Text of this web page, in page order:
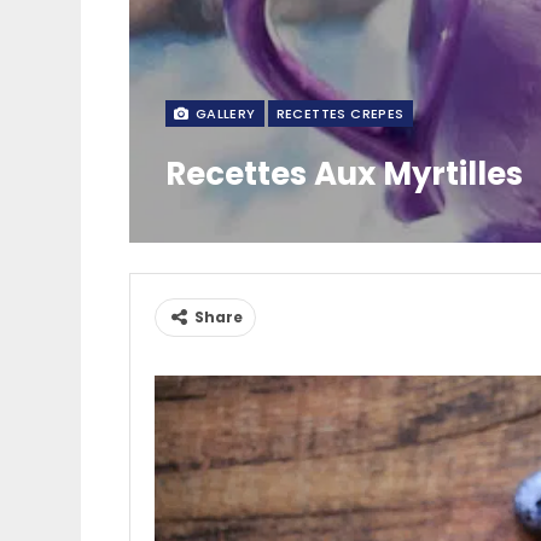
GALLERY RECETTES CREPES
Recettes Aux Myrtilles
Share